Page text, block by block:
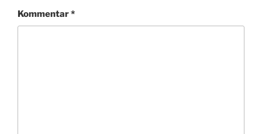
Kommentar*